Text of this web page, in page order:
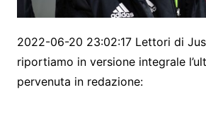
2022-06-20 23:02:17 Lettori di
riportiamo in versione integrale
pervenuta in redazione: